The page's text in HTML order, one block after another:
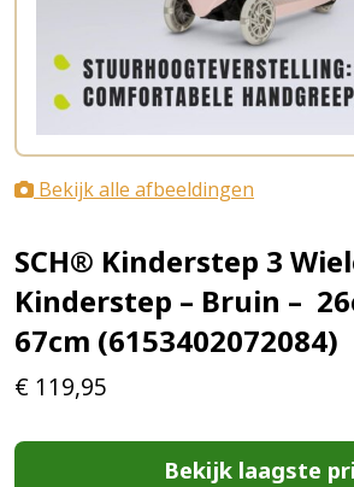
Bekijk alle afbeeldingen
SCH® Kinderstep 3
Kinderstep – Bruin –
67cm (6153402072084)
€ 119,95
Bekijk laagste